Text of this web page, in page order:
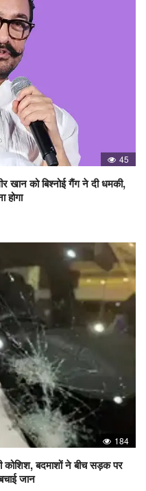
45
खान को बिश्नोई गैंग ने दी धमकी,
होगा
184
बदमाशों ने बीच सड़क पर
जान